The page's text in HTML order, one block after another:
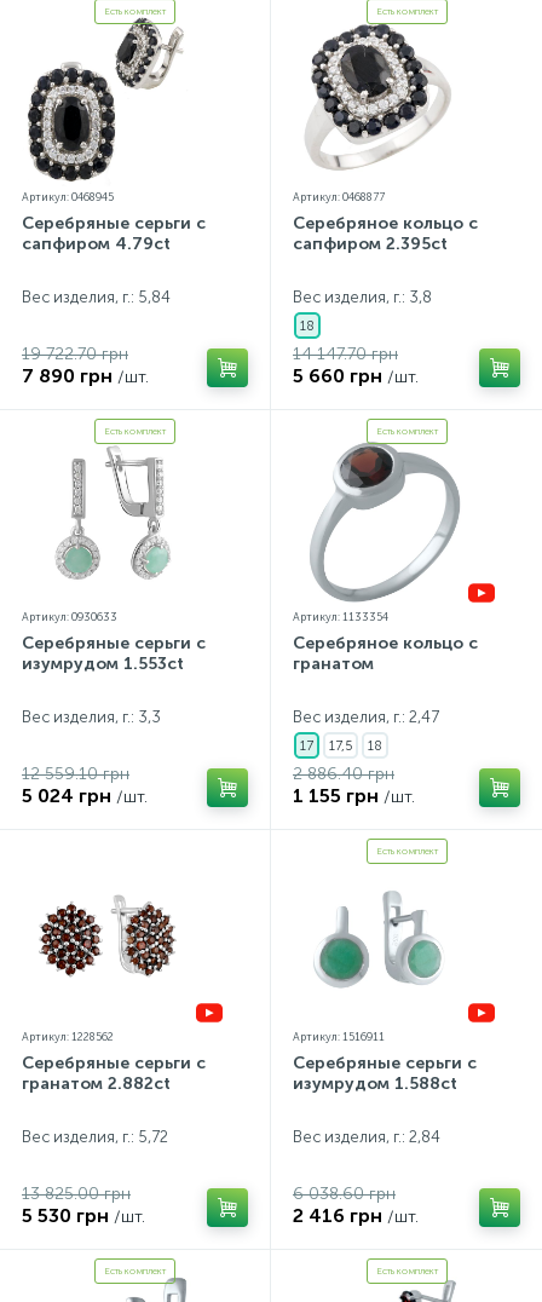
Есть комплект
Артикул: 0468945
Серебряные серьги с
сапфиром 4.79ct
Вес изделия, г.: 5,84
19 722.70 грн
7 890 грн /шт.
Есть комплект
Артикул: 0468877
Серебряное кольцо с
сапфиром 2.395ct
Вес изделия, г.: 3,8
18
14 147.70 грн
5 660 грн /шт.
Есть комплект
Артикул: 0930633
Серебряные серьги с
изумрудом 1.553ct
Вес изделия, г.: 3,3
12 559.10 грн
5 024 грн /шт.
Есть комплект
Артикул: 1133354
Серебряное кольцо с
гранатом
Вес изделия, г.: 2,47
17 17,5 18
2 886.40 грн
1 155 грн /шт.
Артикул: 1228562
Серебряные серьги с
гранатом 2.882ct
Вес изделия, г.: 5,72
13 825.00 грн
5 530 грн /шт.
Есть комплект
Артикул: 1516911
Серебряные серьги с
изумрудом 1.588ct
Вес изделия, г.: 2,84
6 038.60 грн
2 416 грн /шт.
Есть комплект Есть комплект